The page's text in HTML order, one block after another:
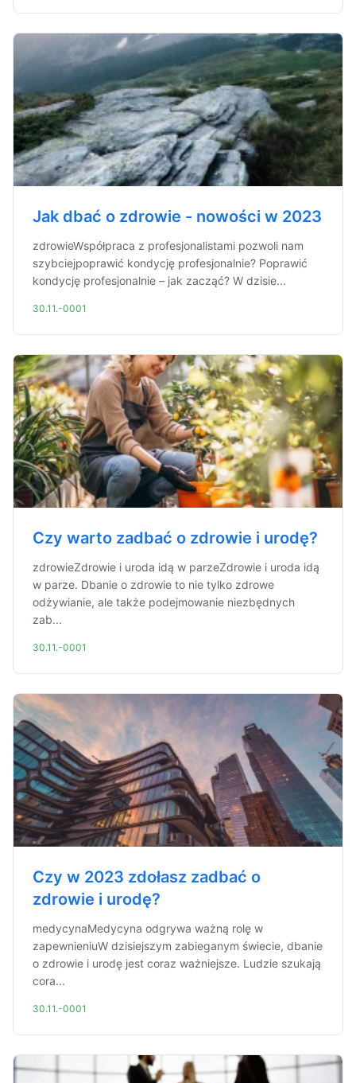
Jak dbać o zdrowie - nowości w 2023
zdrowieWspółpraca z profesjonalistami pozwoli nam
szybciejpoprawić kondycję profesjonalnie? Poprawić
kondycję profesjonalnie – jak zacząć? W dzisie...
30.11.-0001
Czy warto zadbać o zdrowie i urodę?
zdrowieZdrowie i uroda idą w parzeZdrowie i uroda idą
w parze. Dbanie o zdrowie to nie tylko zdrowe
odżywianie, ale także podejmowanie niezbędnych
zab...
30.11.-0001
Czy w 2023 zdołasz zadbać o
zdrowie i urodę?
medycynaMedycyna odgrywa ważną rolę w
zapewnieniuW dzisiejszym zabieganym świecie, dbanie
o zdrowie i urodę jest coraz ważniejsze. Ludzie szukają
cora...
30.11.-0001